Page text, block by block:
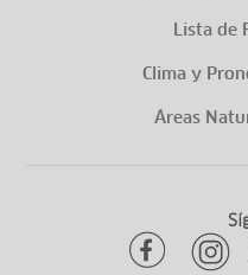
Lista de
Clima y
Áreas